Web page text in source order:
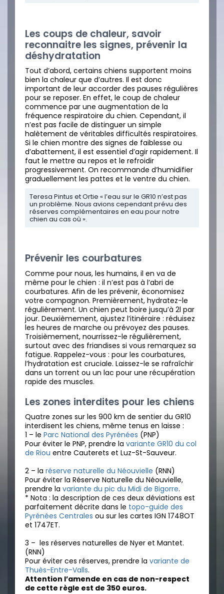
Les coups de chaleur, savoir
reconnaitre les signes, prévenir la
déshydratation
Tout d’abord, certains chiens supportent moins
bien la chaleur que d’autres. Il est donc
important de leur accorder des pauses régulières
pour se reposer. En effet, le coup de chaleur
commence par une augmentation de la
fréquence respiratoire du chien. Cependant, il
n’est pas facile de distinguer un simple
halètement de véritables difficultés respiratoires.
Si le chien montre des signes de faiblesse ou
d’abattement, il est essentiel d’agir rapidement. Il
faut le mettre au repos et le refroidir
progressivement. On recommande d’humidifier
graduellement les pattes et le ventre du chien.
Teresa Pintus et Ortie « l’eau sur le GR10 n’est pas
un problème. Nous avions cependant prévu des
réserves complémentaires en eau pour notre
chien au cas où ».
Prévenir les courbatures
Comme pour nous, les humains, il en va de
même pour le chien : il n’est pas à l’abri de
courbatures. Afin de les prévenir, économisez
votre compagnon. Premièrement, hydratez-le
régulièrement. Un chien peut boire jusqu’à 2l par
jour. Deuxièmement, ajustez l’itinéraire : réduisez
les heures de marche ou prévoyez des pauses.
Troisièmement, nourrissez-le régulièrement,
surtout avec des friandises si vous remarquez sa
fatigue. Rappelez-vous : pour les courbatures,
l’hydratation est cruciale. Laissez-le se rafraîchir
dans un torrent ou un lac pour une récupération
rapide des muscles.
Les zones interdites pour les chiens
Quatre zones sur les 900 km de sentier du GR10
interdisent les chiens, même tenus en laisse :
1 – le Parc National des Pyrénées (PNP)
Pour éviter le PNP, prendre la variante GR10 du col
de Riou entre Cauterets et Luz-St-Sauveur.
2 – la réserve naturelle du Néouvielle (RNN)
Pour éviter la Réserve Naturelle du Néouvielle,
prendre la variante du pic du Midi de Bigorre.
* Nota : la description de ces deux déviations est
parfaitement décrite dans le topo-guide des
Pyrénées Centrales ou sur les cartes IGN 1748OT
et 1747ET.
3 – les réserves naturelles de Nyer et Mantet.
(RNN)
Pour éviter ces réserves, prendre la variante de
Thuès-Entre-Valls.
Attention l’amende en cas de non-respect
de cette règle est de 350 euros.